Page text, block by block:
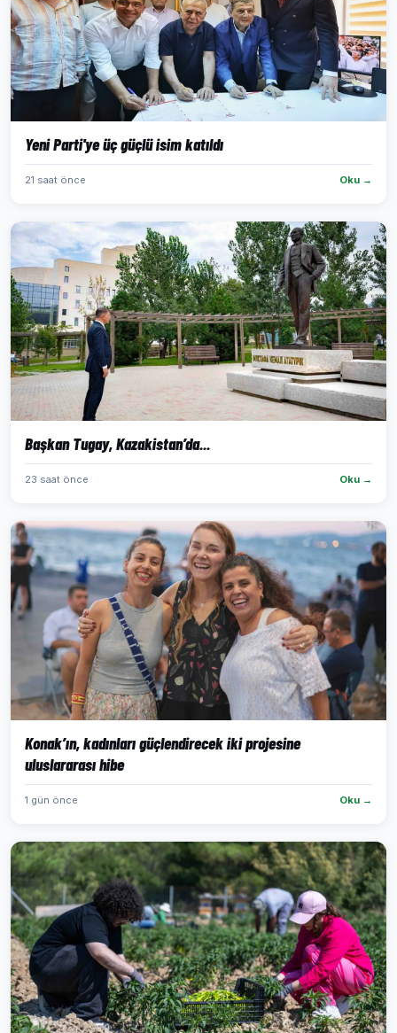
Yeni Parti'ye üç güçlü isim katıldı
21 saat önce Oku →
Başkan Tugay, Kazakistan’da...
23 saat önce Oku →
Konak’ın, kadınları güçlendirecek iki projesine
uluslararası hibe
1 gün önce Oku →